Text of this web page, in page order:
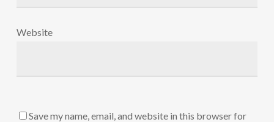
Website
Save my name, email, and website in this browser for